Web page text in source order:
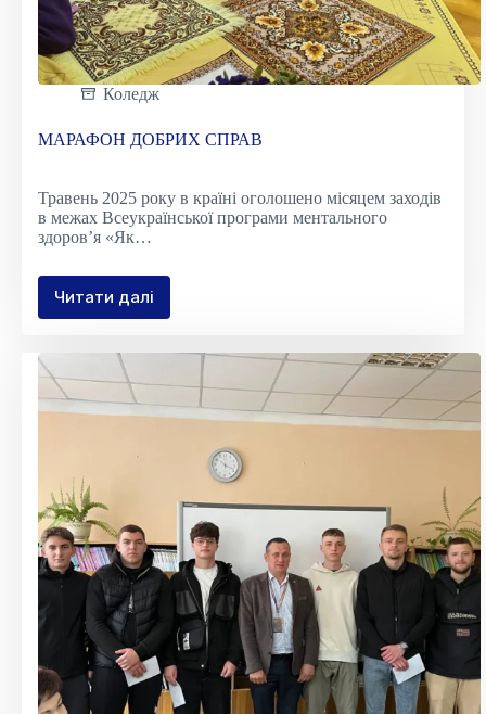
Коледж
МАРАФОН ДОБРИХ СПРАВ
Травень 2025 року в країні оголошено місяцем заходів
в межах Всеукраїнської програми ментального
здоров’я «Як…
Читати далі
МАРАФОН